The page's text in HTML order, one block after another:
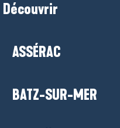
Découvrir
ASSÉRAC
BATZ-SUR-MER